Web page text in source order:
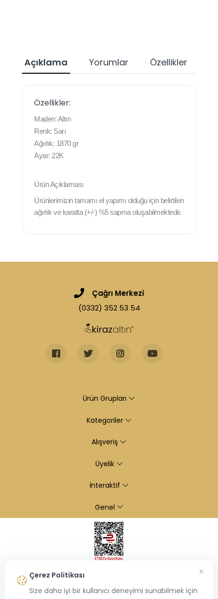
Açıklama Yorumlar Özellikler
Özellikler:
Maden: Altın
Renk: Sarı
Ağırlık: 1870 gr
Ayar: 22K
Ürün Açıklaması
Ürünlerimizin tamamı el yapımı olduğu için belirtilen
ağırlık ve karatta (+/-) %5 sapma oluşabilmektedir.
Çağrı Merkezi
(0332) 352 53 54
Ürün Grupları
Kategoriler
Alışveriş
Üyelik
İnteraktif
Genel
Çerez Politikası
Size daha iyi bir kullanıcı deneyimi sunabilmek için
×